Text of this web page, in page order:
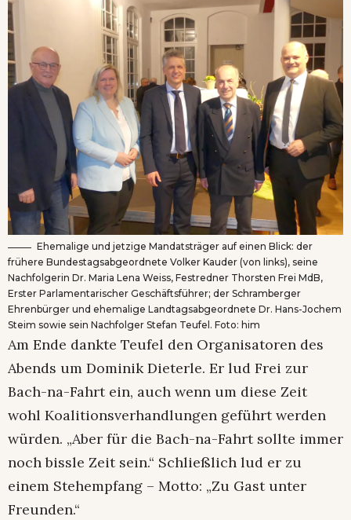
Ehemalige und jetzige Mandatsträger auf einen Blick: der
frühere Bundestagsabgeordnete Volker Kauder (von links), seine
Nachfolgerin Dr. Maria Lena Weiss, Festredner Thorsten Frei MdB,
Erster Parlamentarischer Geschäftsführer; der Schramberger
Ehrenbürger und ehemalige Landtagsabgeordnete Dr. Hans-Jochem
Steim sowie sein Nachfolger Stefan Teufel. Foto: him
Am Ende dankte Teufel den Organisatoren des
Abends um Dominik Dieterle. Er lud Frei zur
Bach-na-Fahrt ein, auch wenn um diese Zeit
wohl Koalitionsverhandlungen geführt werden
würden. „Aber für die Bach-na-Fahrt sollte immer
noch bissle Zeit sein.“ Schließlich lud er zu
einem Stehempfang – Motto: „Zu Gast unter
Freunden.“